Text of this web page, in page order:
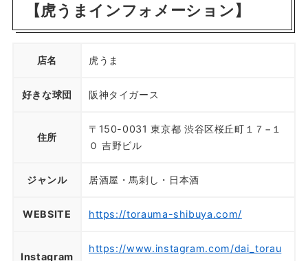
【虎うまインフォメーション】
店名 虎うま
好きな球団 阪神タイガース
住所
〒150-0031 東京都 渋谷区桜丘町１７−１
０ 吉野ビル
ジャンル 居酒屋・馬刺し・日本酒
WEBSITE https://torauma-shibuya.com/
Instagram
https://www.instagram.com/dai_torau